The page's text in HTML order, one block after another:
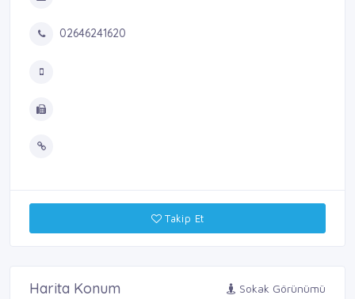
02646241620
Takip Et
Harita Konum Sokak Görünümü